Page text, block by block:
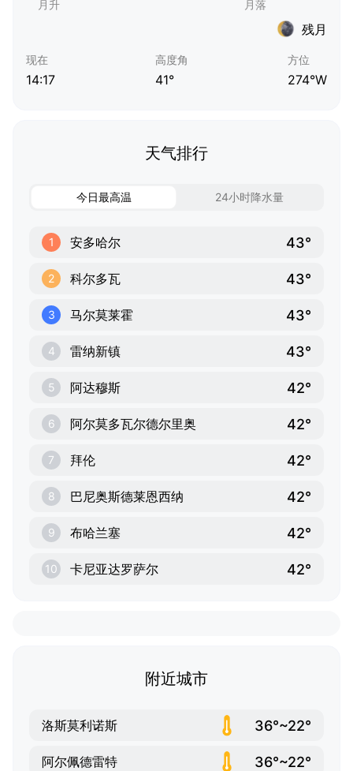
残月
现在
14:17
高度角
41°
方位
274°W
天气排行
今日最高温 24小时降水量
1 安多哈尔 43°
2 科尔多瓦 43°
3 马尔莫莱霍 43°
4 雷纳新镇 43°
5 阿达穆斯 42°
6 阿尔莫多瓦尔德尔里奥 42°
7 拜伦 42°
8 巴尼奥斯德莱恩西纳 42°
9 布哈兰塞 42°
10 卡尼亚达罗萨尔 42°
附近城市
洛斯莫利诺斯 36°~22°
阿尔佩德雷特 36°~22°